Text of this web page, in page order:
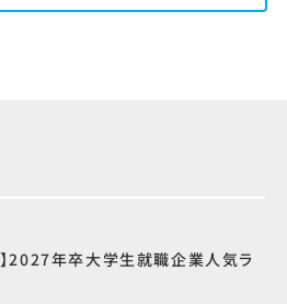
】2027年卒大学生就職企業人気ラ